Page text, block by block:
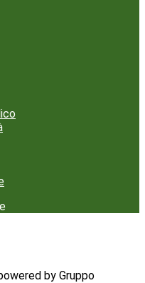
by Gruppo